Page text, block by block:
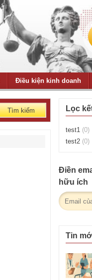
Điều kiện kinh doanh
Tìm kiếm Lọc
test1 (0)
test2 (0)
Điền
hữu ích
Tin